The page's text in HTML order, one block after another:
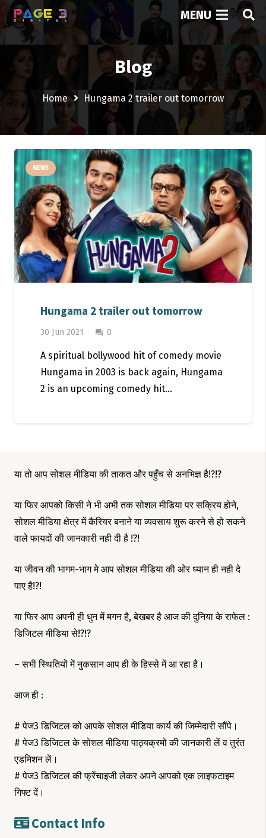
MENU
Blog
Home Hungama 2 trailer out tomorrow
NEWS
Hungama 2 trailer out tomorrow
30 Jun 2021 question_answer 0
A spiritual bollywood hit of comedy movie
Hungama in 2003 is back again, Hungama
2 is an upcoming comedy hit…
या तो आप सोशल मीडिया की ताकत और पहुँच से अनभिज्ञ है!?!?
या फिर आपको किसी ने भी अभी तक सोशल मीडिया पर सक्रिय होने,
सोशल मीडिया क्षेत्र में कैरियर बनाने या व्यवसाय शुरू करने से हो सकने
वाले फायदों की जानकारी नही दी है !?!
या जीवन की भागम-भाग मे आप सोशल मीडिया की ओर ध्यान ही नही दे
पाए है!?!
या फिर आप अपनी ही धुन में मगन है, बेखबर है आज की दुनिया के राफेल :
डिजिटल मीडिया से!?!?
– सभी स्थितियों में नुकसान आप ही के हिस्से में आ रहा है।
आज ही :
# पेज3 डिजिटल को आपके सोशल मीडिया कार्य की जिम्मेदारी सौंपे।
# पेज3 डिजिटल के सोशल मीडिया पाठ्यक्रमो की जानकारी लें व तुरंत
एडमिशन लें।
# पेज3 डिजिटल की फ्रेंचाइजी लेकर अपने आपको एक लाइफटाइम
गिफ्ट दें।
Contact Info